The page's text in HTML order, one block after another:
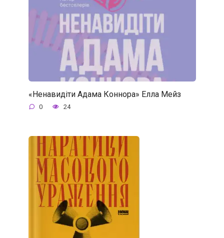
«Ненавидіти Адама Коннора» Елла Мейз
0 24